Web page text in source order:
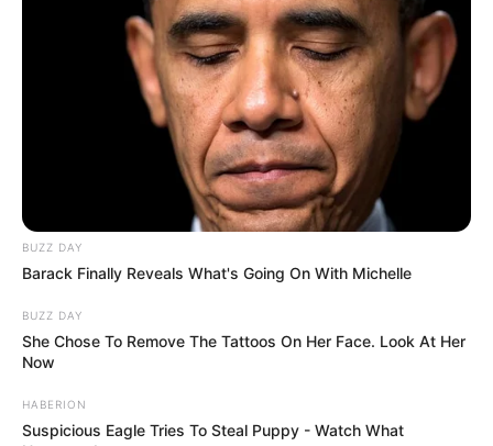
BUZZ DAY
Barack Finally Reveals What's Going On With Michelle
BUZZ DAY
She Chose To Remove The Tattoos On Her Face. Look At Her
Now
HABERION
Suspicious Eagle Tries To Steal Puppy - Watch What